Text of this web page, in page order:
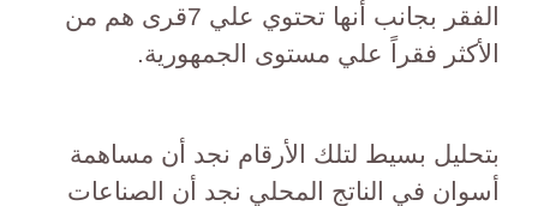
الفقر بجانب أنها تحتوي علي 7قرى هم من
الأكثر فقراً علي مستوى الجمهورية.
بتحليل بسيط لتلك الأرقام نجد أن مساهمة
أسوان في الناتج المحلي نجد أن الصناعات